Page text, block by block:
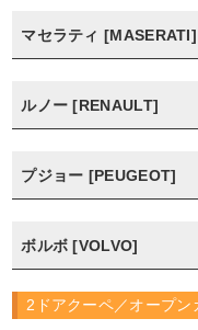
マセラティ [MASERATI]
ルノー [RENAULT]
プジョー [PEUGEOT]
ボルボ [VOLVO]
2ドアクーペ／オープン